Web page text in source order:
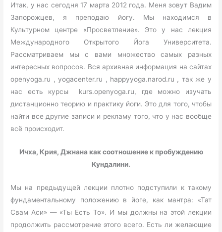
Итак, у нас сегодня 17 марта 2012 года. Меня зовут Вадим
Запорожцев, я преподаю йогу. Мы находимся в
Культурном центре «Просветление». Это у нас лекция
Международного Открытого Йога Университета.
Рассматриваем мы с вами множество самых разных
интересных вопросов. Вся архивная информация на сайтах
openyoga.ru , yogacenter.ru , happyyoga.narod.ru , так же у
нас есть курсы kurs.openyoga.ru, где можно изучать
дистанционно теорию и практику йоги. Это для того, чтобы
найти все другие записи и рекламу того, что у нас вообще
всё происходит.
Ичха, Крия, Джнана как соотношение к пробуждению
Кундалини.
Мы на предыдущей лекции плотно подступили к такому
фундаментальному положению в йоге, как мантра: «Тат
Свам Аси» — «Ты Есть То». И мы должны на этой лекции
продолжить рассмотрение этого всего. Есть ли желающие